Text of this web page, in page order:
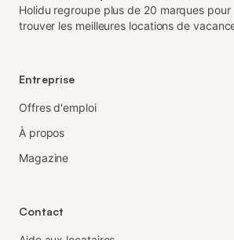
Holidu regroupe plus de 20 marques pour
trouver les meilleures locations de
Entreprise
Offres d'emploi
À propos
Magazine
Contact